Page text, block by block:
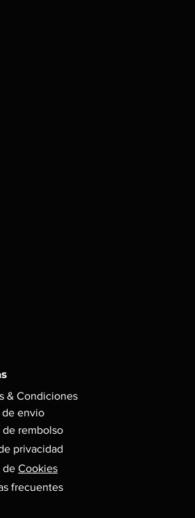
& Condiciones
de envio
de rembolso
privacidad
de Cookies
frecuentes